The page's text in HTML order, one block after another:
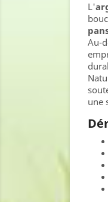
L'
Au-
une